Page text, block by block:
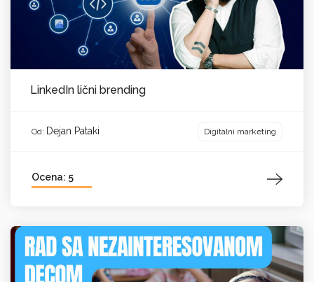
LinkedIn lični brending
Od: Dejan Pataki Digitalni marketing
Ocena: 5